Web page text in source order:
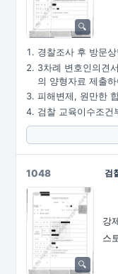
경찰조사 후 방문
3차례 변호인의견
의 양형자료 제출
피해변제, 원만한
검찰 교육이수조건
1048
강
스
검